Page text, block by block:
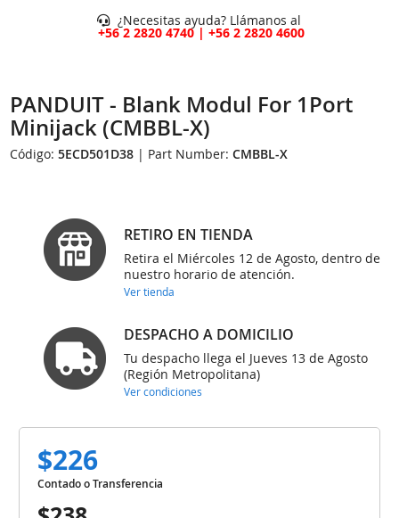
¿Necesitas ayuda? Llámanos al
+56 2 2820 4740 | +56 2 2820 4600
PANDUIT - Blank Modul For 1Port
Minijack (CMBBL-X)
Código:5ECD501D38 | Part Number:CMBBL-X
RETIRO EN TIENDA
Retira el Miércoles 12 de Agosto, dentro de
nuestro horario de atención.
Ver tienda
DESPACHO A DOMICILIO
Tu despacho llega el Jueves 13 de Agosto
(Región Metropolitana)
Ver condiciones
$226
Contado o Transferencia